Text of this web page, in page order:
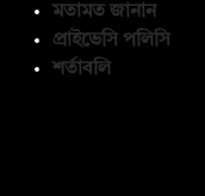
মতামত জানান
প্রাইভেসি পলিসি
শর্তাবলি